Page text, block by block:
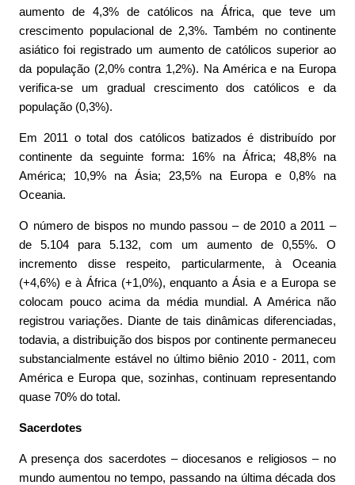
aumento de 4,3% de católicos na África, que teve um
crescimento populacional de 2,3%. Também no continente
asiático foi registrado um aumento de católicos superior ao
da população (2,0% contra 1,2%). Na América e na Europa
verifica-se um gradual crescimento dos católicos e da
população (0,3%).
Em 2011 o total dos católicos batizados é distribuído por
continente da seguinte forma: 16% na África; 48,8% na
América; 10,9% na Ásia; 23,5% na Europa e 0,8% na
Oceania.
O número de bispos no mundo passou – de 2010 a 2011 –
de 5.104 para 5.132, com um aumento de 0,55%. O
incremento disse respeito, particularmente, à Oceania
(+4,6%) e à África (+1,0%), enquanto a Ásia e a Europa se
colocam pouco acima da média mundial. A América não
registrou variações. Diante de tais dinâmicas diferenciadas,
todavia, a distribuição dos bispos por continente permaneceu
substancialmente estável no último biênio 2010 - 2011, com
América e Europa que, sozinhas, continuam representando
quase 70% do total.
Sacerdotes
A presença dos sacerdotes – diocesanos e religiosos – no
mundo aumentou no tempo, passando na última década dos